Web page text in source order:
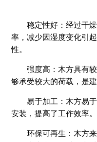
稳定性好：经过干
率，减少因湿度变化引
性。
强度高： 木方具有
够承受较大的荷载，是
易于加工：木方易
安装，提高了工作效率。
环保可再生：木方